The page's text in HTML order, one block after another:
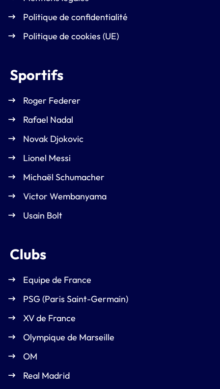
Politique de confidentialité
Politique de cookies (UE)
Sportifs
Roger Federer
Rafael Nadal
Novak Djokovic
Lionel Messi
Michaël Schumacher
Victor Wembanyama
Usain Bolt
Clubs
Equipe de France
PSG (Paris Saint-Germain)
XV de France
Olympique de Marseille
OM
Real Madrid